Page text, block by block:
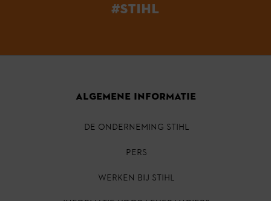
#STIHL
ALGEMENE INFORMATIE
DE ONDERNEMING STIHL
PERS
Werken bij STIHL